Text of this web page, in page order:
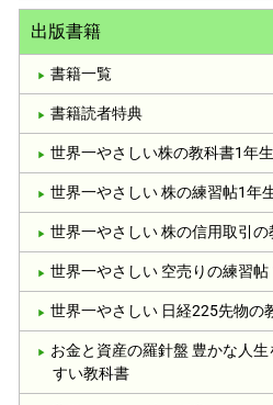
出版書籍
書籍一覧
書籍読者特典
世界一やさしい株の教科書1年生
世界一やさしい 株の練習帖1年
世界一やさしい 株の信用取引の
世界一やさしい 空売りの練習帖
世界一やさしい 日経225先物の
お金と資産の羅針盤 豊かな人
すい教科書